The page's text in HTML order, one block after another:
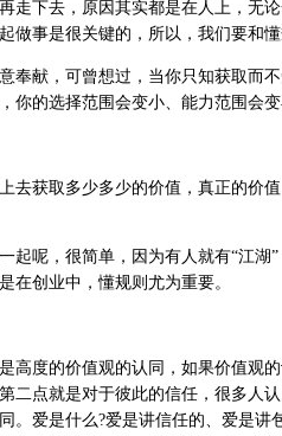
下去，原因其实都是在人上，无
做事是很关键的，所以，我们要和
献，可曾想过，当你只知获取而
你的选择范围会变小、能力范围会
获取多少多少的价值，真正的价
呢，很简单，因为有人就有“江湖”
在创业中，懂规则尤为重要。
度的价值观的认同，如果价值观
二点就是对于彼此的信任，很多人
。爱是什么?爱是讲信任的、爱是